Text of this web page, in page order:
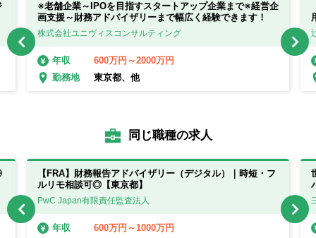
※老舗企業～IPOを目指すスタートアップ企業まで※経営企
画支援～財務アドバイザリーまで幅広く経験できます！
株式会社ユニヴィスコンサルティング
年収
600万円～2000万円
勤務地
東京都、他
同じ職種の求人
【FRA】財務報告アドバイザリー（デジタル）｜時短・フ
ルリモ相談可◎【東京都】
PwC Japan有限責任監査法人
年収
600万円～1000万円